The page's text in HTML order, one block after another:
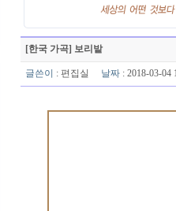
[한국 가곡] 보리밭
글쓴이 : 편집실 날짜: 2018-03-